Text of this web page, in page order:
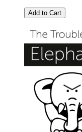
Add to Cart